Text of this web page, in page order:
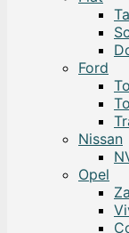
Ford
Nissan
Opel